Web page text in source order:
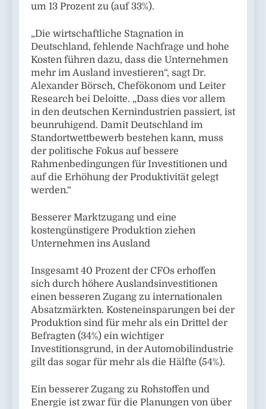
um 13 Prozent zu (auf 33%).
„Die wirtschaftliche Stagnation in
Deutschland, fehlende Nachfrage und hohe
Kosten führen dazu, dass die Unternehmen
mehr im Ausland investieren“, sagt Dr.
Alexander Börsch, Chefökonom und Leiter
Research bei Deloitte. „Dass dies vor allem
in den deutschen Kernindustrien passiert, ist
beunruhigend. Damit Deutschland im
Standortwettbewerb bestehen kann, muss
der politische Fokus auf bessere
Rahmenbedingungen für Investitionen und
auf die Erhöhung der Produktivität gelegt
werden.“
Besserer Marktzugang und eine
kostengünstigere Produktion ziehen
Unternehmen ins Ausland
Insgesamt 40 Prozent der CFOs erhoffen
sich durch höhere Auslandsinvestitionen
einen besseren Zugang zu internationalen
Absatzmärkten. Kosteneinsparungen bei der
Produktion sind für mehr als ein Drittel der
Befragten (34%) ein wichtiger
Investitionsgrund, in der Automobilindustrie
gilt das sogar für mehr als die Hälfte (54%).
Ein besserer Zugang zu Rohstoffen und
Energie ist zwar für die Planungen von über